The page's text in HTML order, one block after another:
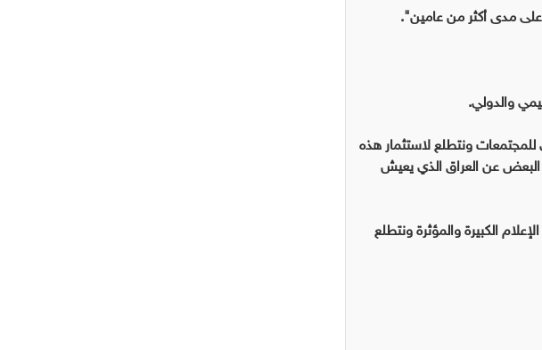
على مدى أكثر من عامين".
والدولي.
للمجتمعات ونتطلع لاستثمار هذه
البعض عن العراق الذي يعيش
الكبيرة والمؤثرة ونتطلع